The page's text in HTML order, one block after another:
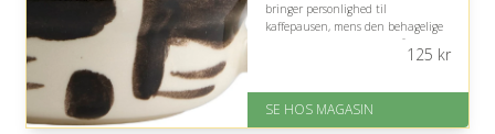
bringer personlighed til
kaffepausen, mens den behagelige
form gør den velegnet til både
På lager
Levering: 1-3 dage
125 kr
SE HOS MAGASIN